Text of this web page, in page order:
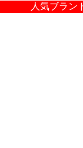
人気ブラン